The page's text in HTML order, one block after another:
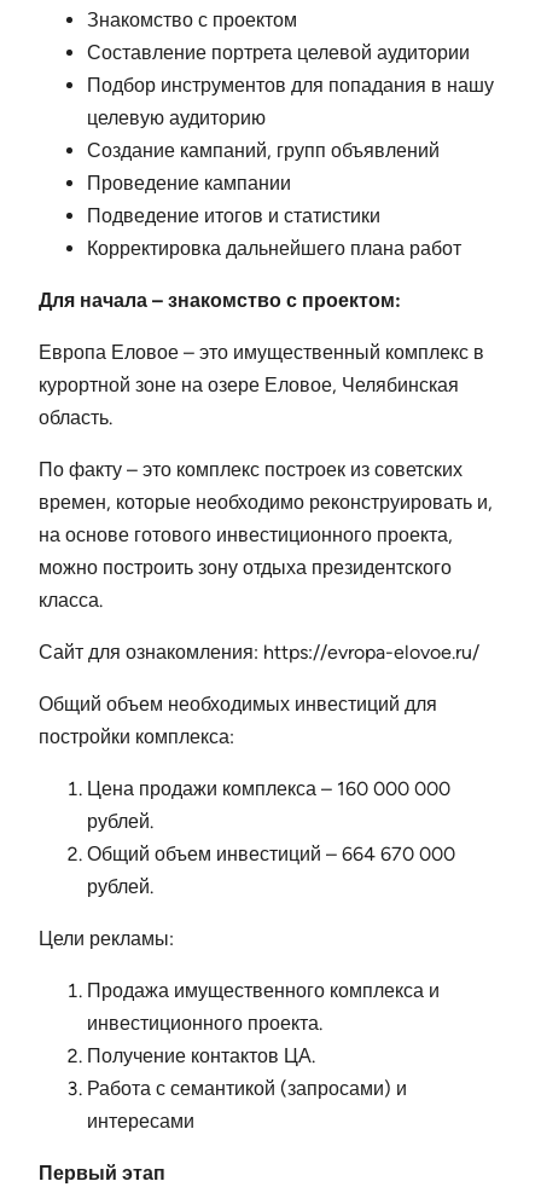
Знакомство с проектом
Составление портрета целевой аудитории
Подбор инструментов для попадания в нашу
целевую аудиторию
Создание кампаний, групп объявлений
Проведение кампании
Подведение итогов и статистики
Корректировка дальнейшего плана работ
Для начала – знакомство с проектом:
Европа Еловое – это имущественный комплекс в
курортной зоне на озере Еловое, Челябинская
область.
По факту – это комплекс построек из советских
времен, которые необходимо реконструировать и,
на основе готового инвестиционного проекта,
можно построить зону отдыха президентского
класса.
Сайт для ознакомления: https://evropa-elovoe.ru/
Общий объем необходимых инвестиций для
постройки комплекса:
Цена продажи комплекса – 160 000 000
рублей.
Общий объем инвестиций – 664 670 000
рублей.
Цели рекламы:
Продажа имущественного комплекса и
инвестиционного проекта.
Получение контактов ЦА.
Работа с семантикой (запросами) и
интересами
Первый этап